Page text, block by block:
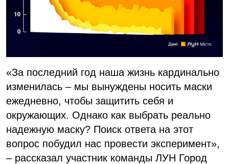
«За последний год наша жизнь кардинально
изменилась – мы вынуждены носить маски
ежедневно, чтобы защитить себя и
окружающих. Однако как выбрать реально
надежную маску? Поиск ответа на этот
вопрос побудил нас провести эксперимент»,
– рассказал участник команды ЛУН Город